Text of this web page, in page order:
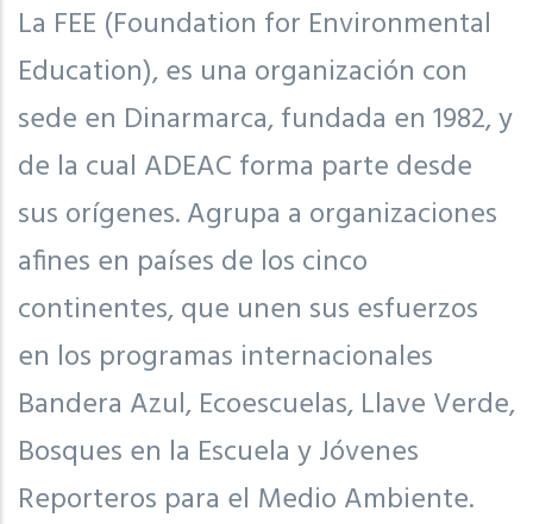
La FEE (Foundation for Environmental
Education), es una organización con
sede en Dinarmarca, fundada en 1982, y
de la cual ADEAC forma parte desde
sus orígenes. Agrupa a organizaciones
afines en países de los cinco
continentes, que unen sus esfuerzos
en los programas internacionales
Bandera Azul, Ecoescuelas, Llave Verde,
Bosques en la Escuela y Jóvenes
Reporteros para el Medio Ambiente.